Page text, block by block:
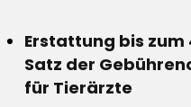
Erstattung bis
Satz der
für Tierärzte